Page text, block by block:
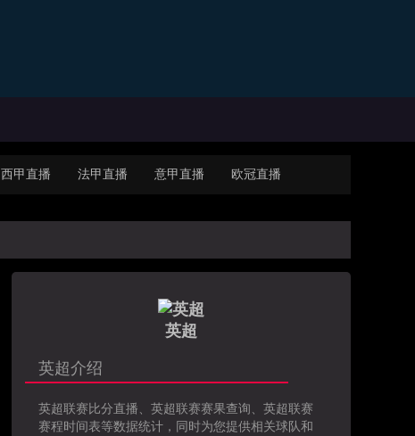
西甲直播 法甲直播 意甲直播 欧冠直播
英超
英超介绍
英超联赛比分直播、英超联赛赛果查询、英超联赛
赛程时间表等数据统计，同时为您提供相关球队和